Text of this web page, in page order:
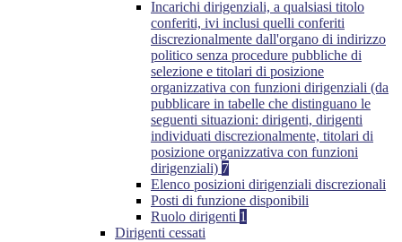
Incarichi dirigenziali, a qualsiasi titolo
conferiti, ivi inclusi quelli conferiti
discrezionalmente dall'organo di indirizzo
politico senza procedure pubbliche di
selezione e titolari di posizione
organizzativa con funzioni dirigenziali (da
pubblicare in tabelle che distinguano le
seguenti situazioni: dirigenti, dirigenti
individuati discrezionalmente, titolari di
posizione organizzativa con funzioni
dirigenziali) 7
Elenco posizioni dirigenziali discrezionali
Posti di funzione disponibili
Ruolo dirigenti 1
Dirigenti cessati